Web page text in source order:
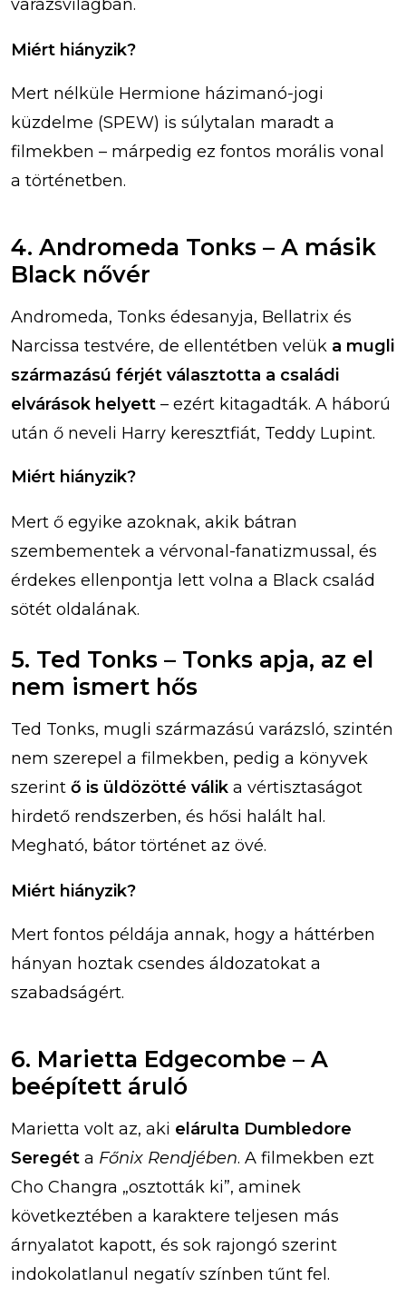
varázsvilágban.
Miért hiányzik?
Mert nélküle Hermione házimanó-jogi
küzdelme (SPEW) is súlytalan maradt a
filmekben – márpedig ez fontos morális vonal
a történetben.
4. Andromeda Tonks – A másik
Black nővér
Andromeda, Tonks édesanyja, Bellatrix és
Narcissa testvére, de ellentétben velük a mugli
származású férjét választotta a családi
elvárások helyett – ezért kitagadták. A háború
után ő neveli Harry keresztfiát, Teddy Lupint.
Miért hiányzik?
Mert ő egyike azoknak, akik bátran
szembementek a vérvonal-fanatizmussal, és
érdekes ellenpontja lett volna a Black család
sötét oldalának.
5. Ted Tonks – Tonks apja, az el
nem ismert hős
Ted Tonks, mugli származású varázsló, szintén
nem szerepel a filmekben, pedig a könyvek
szerint ő is üldözötté válik a vértisztaságot
hirdető rendszerben, és hősi halált hal.
Megható, bátor történet az övé.
Miért hiányzik?
Mert fontos példája annak, hogy a háttérben
hányan hoztak csendes áldozatokat a
szabadságért.
6. Marietta Edgecombe – A
beépített áruló
Marietta volt az, aki elárulta Dumbledore
Seregét a Főnix Rendjében. A filmekben ezt
Cho Changra „osztották ki”, aminek
következtében a karaktere teljesen más
árnyalatot kapott, és sok rajongó szerint
indokolatlanul negatív színben tűnt fel.